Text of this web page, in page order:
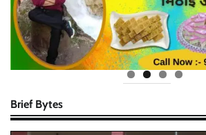
Brief Bytes